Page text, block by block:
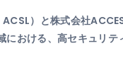
）と株式会社
おける、高セキュリテ